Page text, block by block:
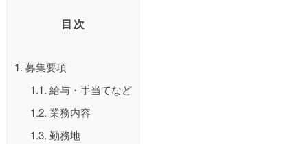
目次
1. 募集要項
1.1. 給与・手当てなど
1.2. 業務内容
1.3. 勤務地